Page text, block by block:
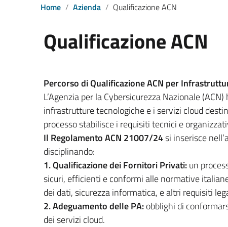
Home Azienda Qualificazione ACN
Qualificazione ACN
Percorso di Qualificazione ACN per
L’Agenzia per la Cybersicurezza Nazionale
infrastrutture tecnologiche e i servizi cloud
processo stabilisce i requisiti tecnici e
Il Regolamento ACN 21007/24si inserisce
disciplinando:
1. Qualificazione dei Fornitori Privati:un
sicuri, efficienti e conformi alle normative
dei dati, sicurezza informatica, e altri requisiti
2. Adeguamento delle PA:obblighi di
dei servizi cloud.